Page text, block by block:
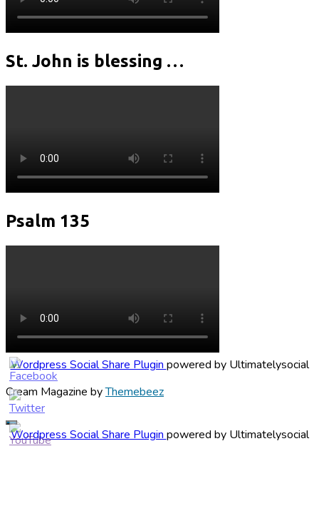
St. John is blessing …
Psalm 135
Wordpress Social Share Plugin powered by Ultimatelysocial
Cream Magazine byThemebeez
Wordpress Social Share Plugin powered by Ultimatelysocial